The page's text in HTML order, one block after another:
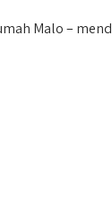
Malo –